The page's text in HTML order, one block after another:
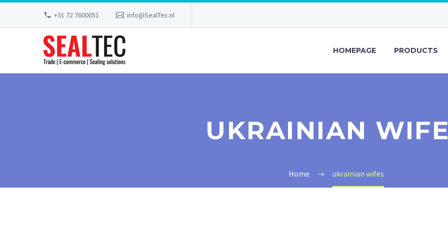
+31 72 7600051 info@SealTec.nl
HOMEPAGE PRODUCTS
UKRAINIAN
Home ukrainian wifes